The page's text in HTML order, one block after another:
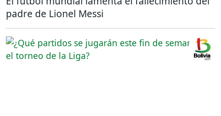
padre de Lionel Messi